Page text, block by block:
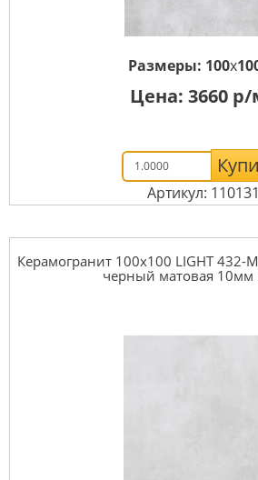
Размеры: 100x
Цена: 3660 р/
Артикул: 110131
Керамогранит 100x100 LIGHT 432-
черный матовая 10мм